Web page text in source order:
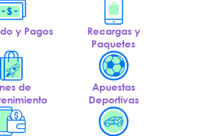
y Pagos
Recargas y
Paquetes
de
Apuestas
Deportivas